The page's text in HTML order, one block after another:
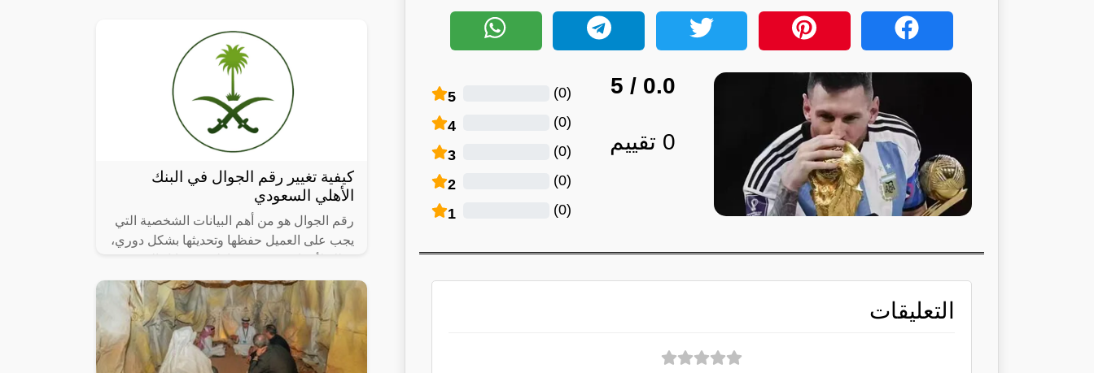
0.0
/ 5
0 تقييم
5 (
0
)
4 (
0
)
3 (
0
)
2 (
0
)
1 (
0
)
التعليقات
كيفية تغيير رقم الجوال في البنك
الأهلي السعودي
رقم الجوال هو من أهم البيانات الشخصية التي
يجب على العميل حفظها وتحديثها بشكل دوري،
من البنك، وربط الحساب المصرفي